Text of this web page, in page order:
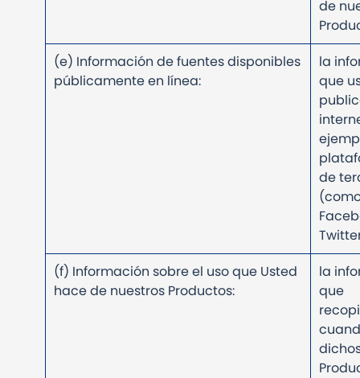
de
(e) Información de fuentes disponibles
públicamente en línea:
la
que
de
(f) Información sobre el uso que Usted
hace de nuestros Productos:
la
que